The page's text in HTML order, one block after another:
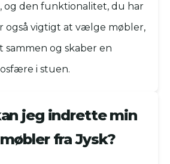
og den funktionalitet, du har
også vigtigt at vælge møbler,
sammen og skaber en
i stuen.
jeg indrette min
fra Jysk?